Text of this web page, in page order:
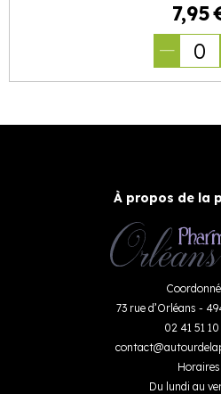
7,95
0
À propos de la
73 rue d’Orléans -
02 41 51
contact@
Horaires
Du lundi au